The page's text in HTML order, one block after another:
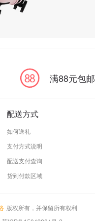
满88元包邮
配送方式
如何送礼
支付方式说明
配送支付查询
货到付款区域
版权所有，并保留所有权利